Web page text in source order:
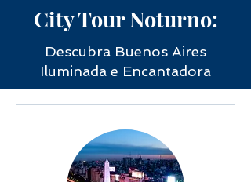
City Tour Noturno:
Descubra Buenos Aires
Iluminada e Encantadora